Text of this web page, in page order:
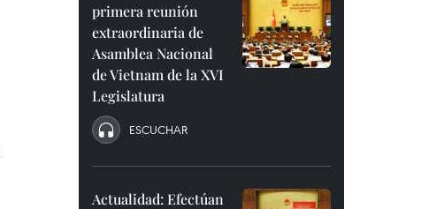
primera reunión
extraordinaria de
Asamblea Nacional
de Vietnam de la XVI
Legislatura
ESCUCHAR
Actualidad: Efectúan